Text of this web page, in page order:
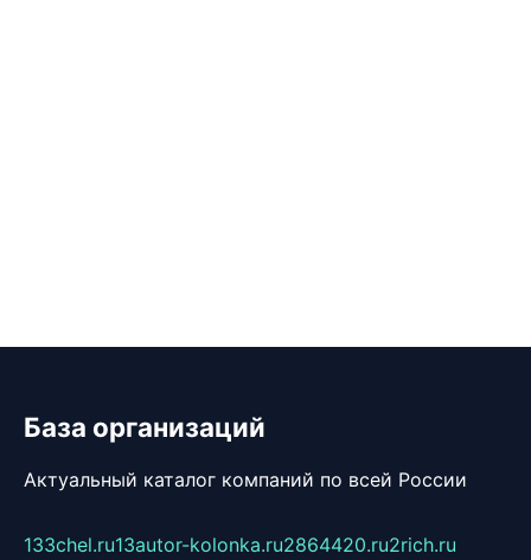
База организаций
Актуальный каталог компаний по всей России
133chel.ru13autor-kolonka.ru2864420.ru2rich.ru